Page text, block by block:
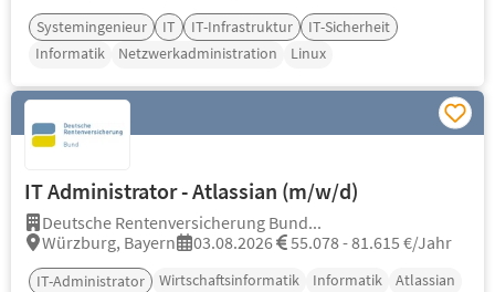
Systemingenieur IT IT-Infrastruktur
IT-Sicherheit
Informatik
Netzwerkadministration Linux
IT Administrator - Atlassian (m/w/d)
Deutsche Rentenversicherung Bund...
Würzburg, Bayern
03.08.2026 55.078 - 81.615 €/Jahr
IT-Administrator Wirtschaftsinformatik Informatik
Atlassian